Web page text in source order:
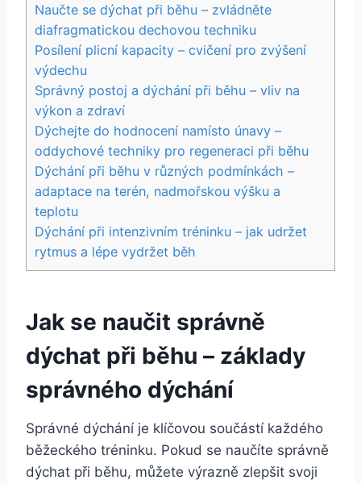
Naučte se dýchat při běhu – zvládněte
diafragmatickou dechovou techniku
Posílení plicní kapacity – cvičení pro zvýšení
výdechu
Správný postoj a dýchání při běhu – vliv na
výkon a zdraví
Dýchejte do hodnocení namísto únavy –
oddychové techniky pro regeneraci při běhu
Dýchání při běhu v různých podmínkách –
adaptace na terén, nadmořskou výšku a
teplotu
Dýchání při intenzivním tréninku – jak udržet
rytmus a lépe vydržet běh
Jak se naučit správně
dýchat při běhu – základy
správného dýchání
Správné dýchání je klíčovou součástí každého
běžeckého tréninku. Pokud se naučíte správně
dýchat při běhu, můžete výrazně zlepšit svoji